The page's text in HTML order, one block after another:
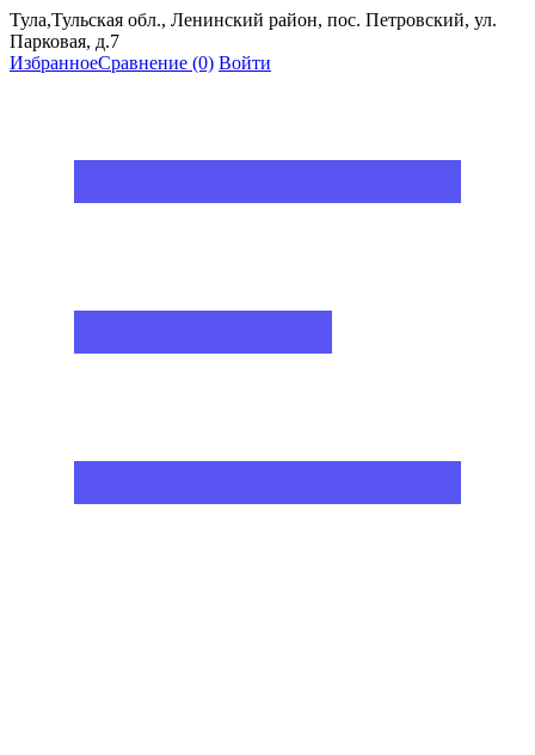
Тула,Тульская обл., Ленинский район, пос. Петровский, ул.
Парковая, д.7
ИзбранноеСравнение (0) Войти